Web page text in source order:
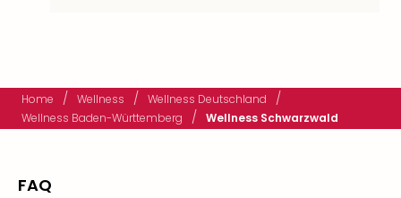
Home / Wellness / Wellness Deutschland /
Wellness Baden-Württemberg / Wellness Schwarzwald
FAQ